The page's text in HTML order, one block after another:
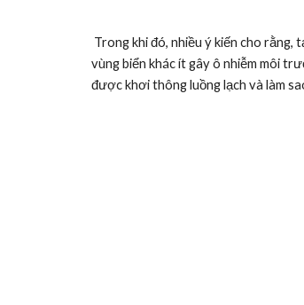
vùng biển khác ít gây ô nhiễm môi
được khơi thông luồng lạch và làm